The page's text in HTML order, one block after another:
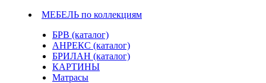
МЕБЕЛЬ по коллекциям
БРВ (каталог)
АНРЕКС (каталог)
БРИЛАН (каталог)
КАРТИНЫ
Матрасы